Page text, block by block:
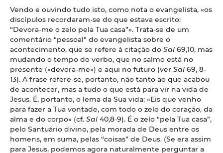
Vendo e ouvindo tudo isto, como nota o evangelista, «os
discípulos recordaram-se do que estava escrito:
“Devora-me o zelo pela Tua casa”». Trata-se de um
comentário “pessoal” do evangelista sobre o
acontecimento, que se refere à citação do Sal 69,10, mas
mudando o tempo do verbo, que no salmo está no
presente («devora-me») e aqui no futuro (ver Sal 69, 8-
13). A frase refere-se, portanto, não tanto ao que acabou
de acontecer, mas a tudo o que está para vir na vida de
Jesus. É, portanto, o lema da Sua vida: «Eis que venho
para fazer a Tua vontade, com todo o zelo do coração, da
alma e do corpo» (cf. Sal 40,8-9). É o zelo “pela Tua casa”,
pelo Santuário divino, pela morada de Deus entre os
homens, em suma, pelas “coisas” de Deus. (Se era assim
para Jesus, podemos agora naturalmente perguntar a